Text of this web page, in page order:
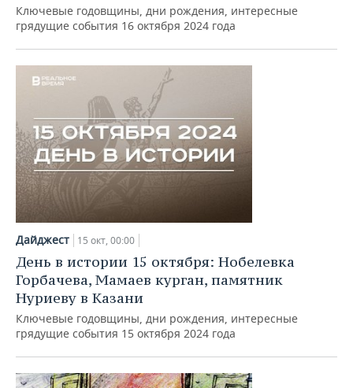
Ключевые годовщины, дни рождения, интересные
грядущие события 16 октября 2024 года
Дайджест 15 окт, 00:00
День в истории 15 октября: Нобелевка
Горбачева, Мамаев курган, памятник
Нуриеву в Казани
Ключевые годовщины, дни рождения, интересные
грядущие события 15 октября 2024 года